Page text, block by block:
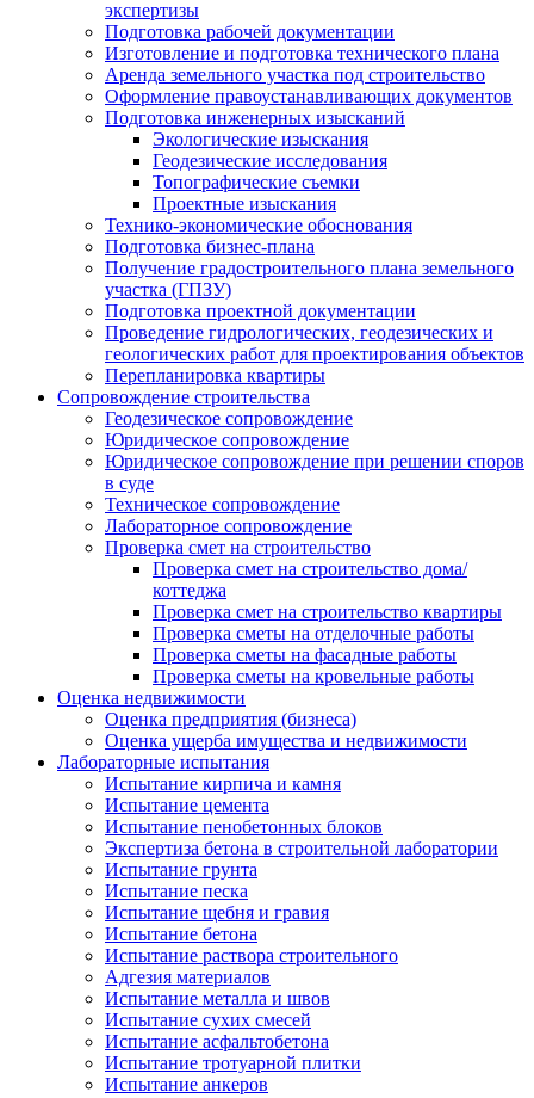
экспертизы
Подготовка рабочей документации
Изготовление и подготовка технического плана
Аренда земельного участка под строительство
Оформление правоустанавливающих документов
Подготовка инженерных изысканий
Экологические изыскания
Геодезические исследования
Топографические съемки
Проектные изыскания
Технико-экономические обоснования
Подготовка бизнес-плана
Получение градостроительного плана земельного
участка (ГПЗУ)
Подготовка проектной документации
Проведение гидрологических, геодезических и
геологических работ для проектирования объектов
Перепланировка квартиры
Сопровождение строительства
Геодезическое сопровождение
Юридическое сопровождение
Юридическое сопровождение при решении споров
в суде
Техническое сопровождение
Лабораторное сопровождение
Проверка смет на строительство
Проверка смет на строительство дома/
коттеджа
Проверка смет на строительство квартиры
Проверка сметы на отделочные работы
Проверка сметы на фасадные работы
Проверка сметы на кровельные работы
Оценка недвижимости
Оценка предприятия (бизнеса)
Оценка ущерба имущества и недвижимости
Лабораторные испытания
Испытание кирпича и камня
Испытание цемента
Испытание пенобетонных блоков
Экспертиза бетона в строительной лаборатории
Испытание грунта
Испытание песка
Испытание щебня и гравия
Испытание бетона
Испытание раствора строительного
Адгезия материалов
Испытание металла и швов
Испытание сухих смесей
Испытание асфальтобетона
Испытание тротуарной плитки
Испытание анкеров